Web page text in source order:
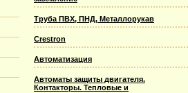
Труба ПВХ, ПНД, Металлорукав
Crestron
Автоматизация
Автоматы защиты двигателя.
Контакторы. Тепловые и